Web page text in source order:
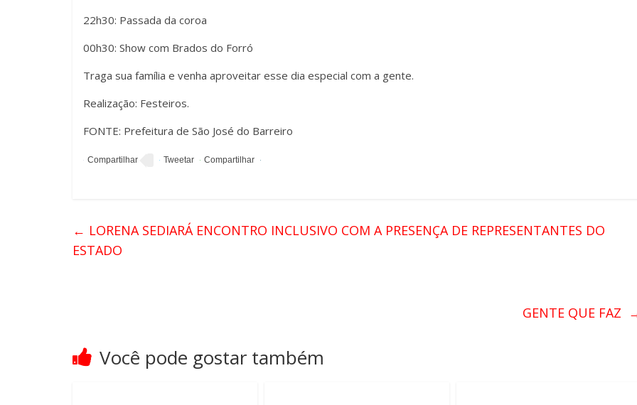
22h30: Passada da coroa
00h30: Show com Brados do Forró
Traga sua família e venha aproveitar esse dia especial com a gente.
Realização: Festeiros.
FONTE: Prefeitura de São José do Barreiro
← LORENA SEDIARÁ ENCONTRO INCLUSIVO COM A PRESENÇA DE REPRESENTANTES DO
ESTADO
GENTE QUE FAZ
Você pode gostar também